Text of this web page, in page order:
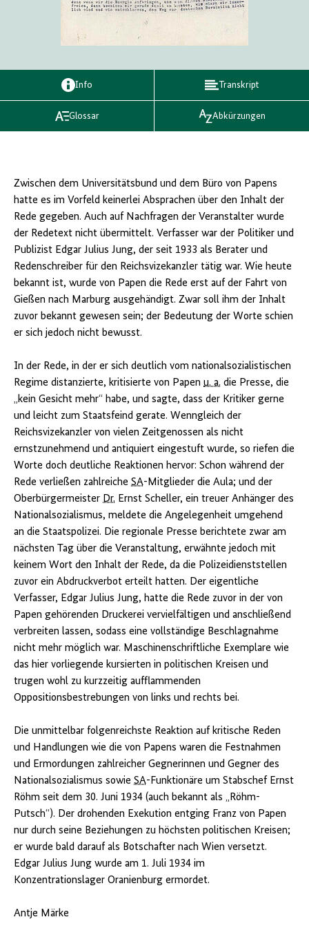
Info Transkript
Glossar Abkürzungen
Zwischen dem Universitätsbund und dem Büro von Papens
hatte es im Vorfeld keinerlei Absprachen über den Inhalt der
Rede gegeben. Auch auf Nachfragen der Veranstalter wurde
der Redetext nicht übermittelt. Verfasser war der Politiker und
Publizist Edgar Julius Jung, der seit 1933 als Berater und
Redenschreiber für den Reichsvizekanzler tätig war. Wie heute
bekannt ist, wurde von Papen die Rede erst auf der Fahrt von
Gießen nach Marburg ausgehändigt. Zwar soll ihm der Inhalt
zuvor bekannt gewesen sein; der Bedeutung der Worte schien
er sich jedoch nicht bewusst.
In der Rede, in der er sich deutlich vom nationalsozialistischen
Regime distanzierte, kritisierte von Papen u. a. die Presse, die
„kein Gesicht mehr“ habe, und sagte, dass der Kritiker gerne
und leicht zum Staatsfeind gerate. Wenngleich der
Reichsvizekanzler von vielen Zeitgenossen als nicht
ernstzunehmend und antiquiert eingestuft wurde, so riefen die
Worte doch deutliche Reaktionen hervor: Schon während der
Rede verließen zahlreiche SA-Mitglieder die Aula; und der
Oberbürgermeister Dr. Ernst Scheller, ein treuer Anhänger des
Nationalsozialismus, meldete die Angelegenheit umgehend
an die Staatspolizei. Die regionale Presse berichtete zwar am
nächsten Tag über die Veranstaltung, erwähnte jedoch mit
keinem Wort den Inhalt der Rede, da die Polizeidienststellen
zuvor ein Abdruckverbot erteilt hatten. Der eigentliche
Verfasser, Edgar Julius Jung, hatte die Rede zuvor in der von
Papen gehörenden Druckerei vervielfältigen und anschließend
verbreiten lassen, sodass eine vollständige Beschlagnahme
nicht mehr möglich war. Maschinenschriftliche Exemplare wie
das hier vorliegende kursierten in politischen Kreisen und
trugen wohl zu kurzzeitig aufflammenden
Oppositionsbestrebungen von links und rechts bei.
Die unmittelbar folgenreichste Reaktion auf kritische Reden
und Handlungen wie die von Papens waren die Festnahmen
und Ermordungen zahlreicher Gegnerinnen und Gegner des
Nationalsozialismus sowie SA-Funktionäre um Stabschef Ernst
Röhm seit dem 30. Juni 1934 (auch bekannt als „Röhm-
Putsch“). Der drohenden Exekution entging Franz von Papen
nur durch seine Beziehungen zu höchsten politischen Kreisen;
er wurde bald darauf als Botschafter nach Wien versetzt.
Edgar Julius Jung wurde am 1. Juli 1934 im
Konzentrationslager Oranienburg ermordet.
Antje Märke